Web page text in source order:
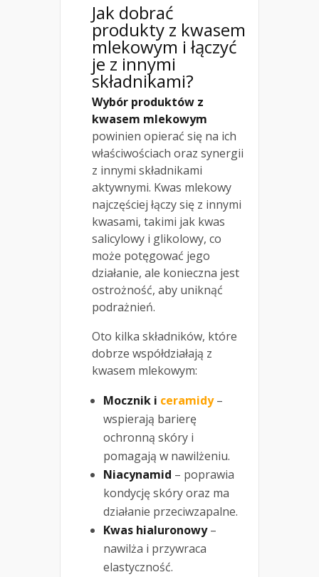
Jak dobrać
produkty z kwasem
mlekowym i łączyć
je z innymi
składnikami?
Wybór produktów z
kwasem mlekowym
powinien opierać się na ich
właściwościach oraz synergii
z innymi składnikami
aktywnymi. Kwas mlekowy
najczęściej łączy się z innymi
kwasami, takimi jak kwas
salicylowy i glikolowy, co
może potęgować jego
działanie, ale konieczna jest
ostrożność, aby uniknąć
podrażnień.
Oto kilka składników, które
dobrze współdziałają z
kwasem mlekowym:
Mocznik i ceramidy–
wspierają barierę
ochronną skóry i
pomagają w nawilżeniu.
Niacynamid – poprawia
kondycję skóry oraz ma
działanie przeciwzapalne.
Kwas hialuronowy–
nawilża i przywraca
elastyczność.